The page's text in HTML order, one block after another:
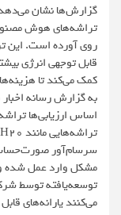
گزارش‌ها نشان می‌دهد
تراشه‌های هوش
روی آورده است. این
قابل توجهی انرژی
کمک می‌کند تا
به گزارش رسانه اخبار
سرسام‌آور
مشکل وارد عمل شده و
توسعه‌یافته توسط
می‌کنند یارانه‌های